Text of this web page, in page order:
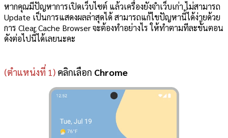
หากคุณมีปัญหาการเปิดเว็บไซต์ แล้วเครื่องยังจำเว็บเก่า ไม่สามารถ
Update เป็นการแสดงผลล่าสุดได้ สามารถแก้ไขปัญหานี้ได้ง่ายด้วย
การ Clear Cache Browser จะต้องทำอย่างไร ให้ทำตามทีละขั้นตอน
ดังต่อไปนี้ได้เลยนะคะ
(ตำแหน่งที่ 1) คลิกเลือก Chrome